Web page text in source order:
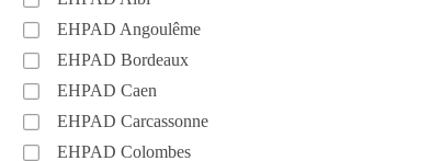
EHPAD Angoulême
EHPAD Bordeaux
EHPAD Caen
EHPAD Carcassonne
EHPAD Colombes